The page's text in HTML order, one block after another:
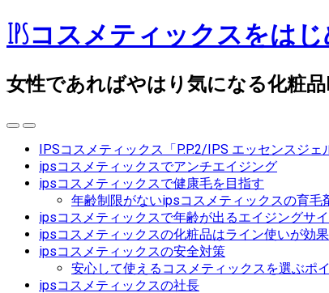
IPSコスメティックスをは
女性であればやはり気になる化粧
IPSコスメティックス「P.P.2/IPS エッセンスジ
ipsコスメティックスでアンチエイジング
ipsコスメティックスで健康毛を目指す
年齢制限がないipsコスメティックスの育毛
ipsコスメティックスで年齢が出るエイジングサ
ipsコスメティックスの化粧品はライン使いが効
ipsコスメティックスの安全対策
安心して使えるコスメティックスを選ぶポ
ipsコスメティックスの社長